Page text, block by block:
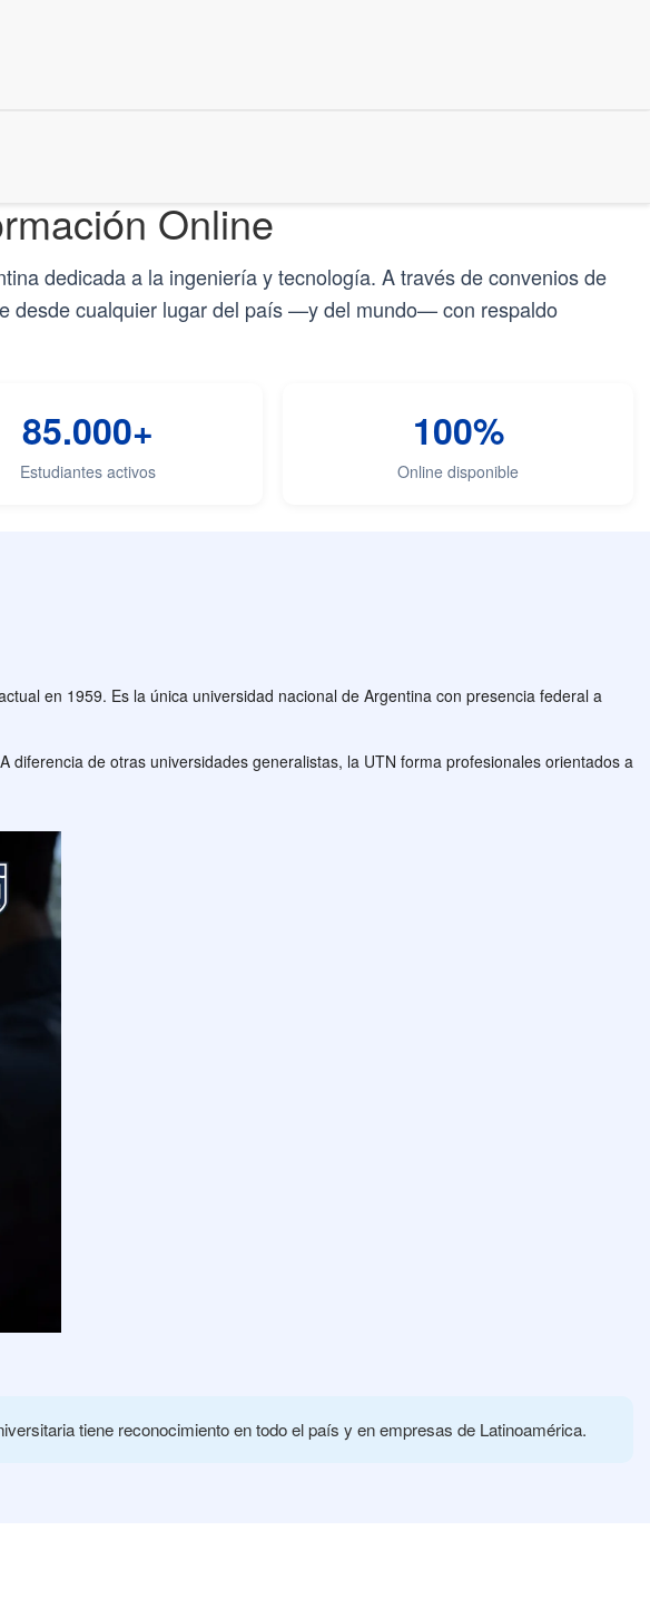
Online
dedicada a la ingeniería y tecnología. A través de convenios de
desde cualquier lugar del país —y del mundo— con respaldo
85.000+
Estudiantes activos
100%
Online disponible
en 1959. Es la única universidad nacional de Argentina con presencia federal a
diferencia de otras universidades generalistas, la UTN forma profesionales orientados a
tiene reconocimiento en todo el país y en empresas de Latinoamérica.